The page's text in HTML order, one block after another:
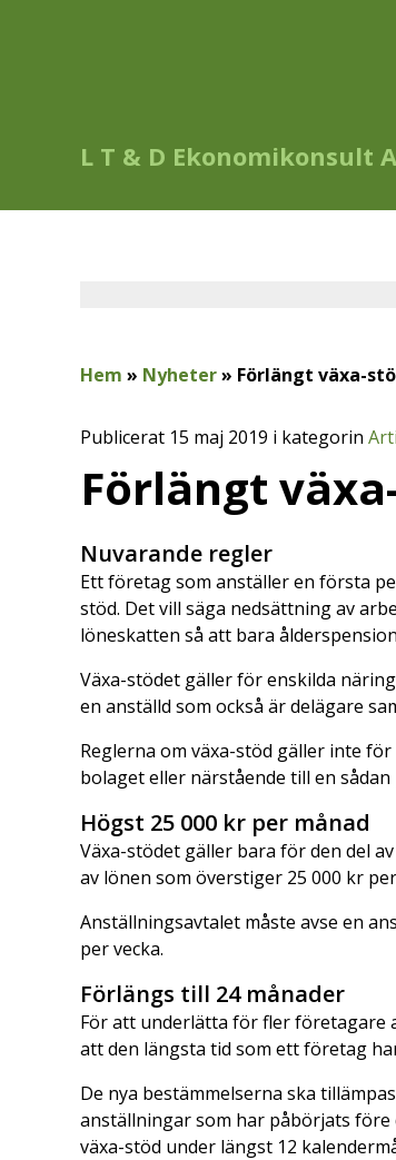
L T & D Ekonomikonsult
Hem » Nyheter» Förlängt växa-
Publicerat 15 maj 2019 i kategorin
Förlängt
Nuvarande regler
Ett företag som anställer en första
stöd. Det vill säga nedsättning av
löneskatten så att bara
Växa-stödet gäller för enskilda
en anställd som också är delägare
Reglerna om växa-stöd gäller inte
bolaget eller närstående till en sådan
Högst 25 000 kr per månad
Växa-stödet gäller bara för den del
av lönen som överstiger 25 000 kr
Anställningsavtalet måste avse en
per vecka.
Förlängs till 24 månader
För att underlätta för fler företagare
att den längsta tid som ett företag
De nya bestämmelserna ska
anställningar som har påbörjats före
växa-stöd under längst 12